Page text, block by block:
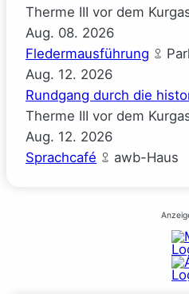
Therme III vor dem
Aug. 08. 2026
Fledermausführung
Aug. 12. 2026
Rundgang durch die
Therme III vor dem
Aug. 12. 2026
Sprachcafé
awb-Haus